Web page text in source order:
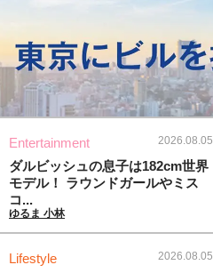
Entertainment 2026.08.05
ダルビッシュの息子は182cm世界
モデル！ ラウンドガールやミス
コ...
ゆるま 小林
Lifestyle 2026.08.05